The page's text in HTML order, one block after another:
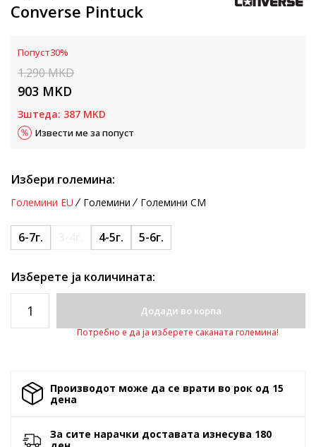
Converse Pintuck
Попуст30%
1.290MKD
903 MKD
Зштеда: 387 MKD
Извести ме за попуст
Избери големина:
Големини EU Големини Големини CM
6-7г. 4-5г. 5-6г.
Изберете ја количината:
Додади во корпа
Потребно е да ја изберете саканата големина!
Производот може да се врати во рок од 15
денa
За сите нарачки доставата изнесува 180